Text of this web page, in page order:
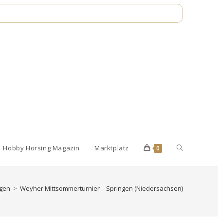
Hobby Horsing Magazin Marktplatz 0 Website-
> Weyher Mittsommerturnier – Springen (Niedersachsen)